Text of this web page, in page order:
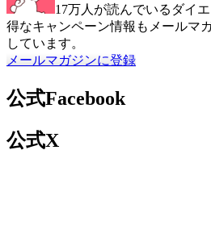
17万人が読んでいるダイ
得なキャンペーン情報もメールマ
しています。
メールマガジンに登録
公式Facebook
公式X